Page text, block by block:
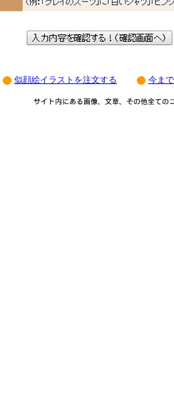
似顔絵イラストを注文する 今ま